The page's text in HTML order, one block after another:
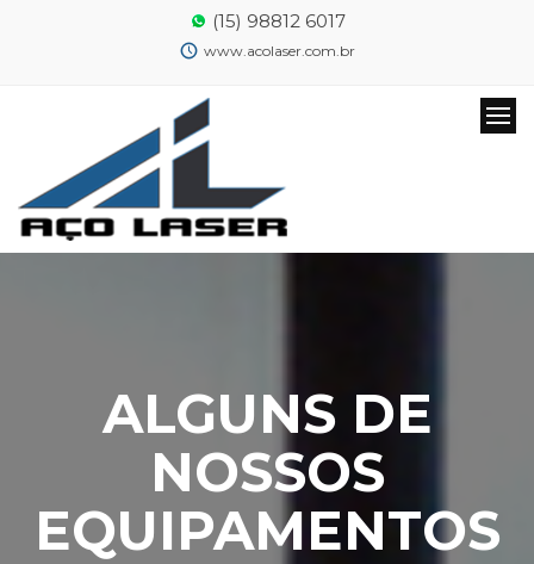
(15) 98812 6017
www.acolaser.com.br
ALGUNS DE
NOSSOS
EQUIPAMENTOS